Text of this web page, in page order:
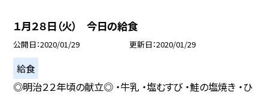
１月２８日（火） 今日の給食
公開日 2020/01/29 更新日 2020/01/29
給食
◎明治２２年頃の献立◎ ・牛乳 ・塩むすび ・鮭の塩焼き ・ひ